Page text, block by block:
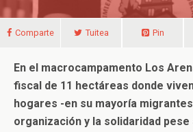
Comparte Tuitea Pin
En el macrocampamento Los
fiscal de 11 hectáreas donde
hogares -en su mayoría
organización y la solidaridad